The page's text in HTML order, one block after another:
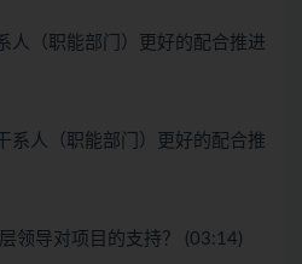
人（职能部门）更好的配合推进
系人（职能部门）更好的配合推
领导对项目的支持？ (03:14)